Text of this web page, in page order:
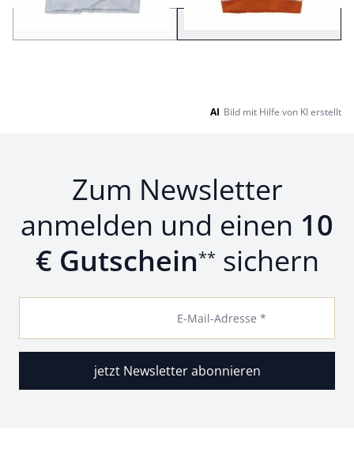
AI Bild mit Hilfe von KI erstellt
Zum Newsletter
anmelden und einen 10
€ Gutschein** sichern
E-Mail-Adresse *
jetzt Newsletter abonnieren